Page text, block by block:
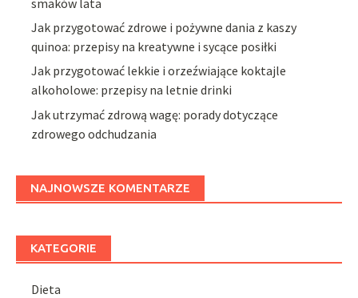
Jak przygotować zdrowe i pożywne dania z kaszy
quinoa: przepisy na kreatywne i sycące posiłki
Jak przygotować lekkie i orzeźwiające koktajle
alkoholowe: przepisy na letnie drinki
Jak utrzymać zdrową wagę: porady dotyczące
zdrowego odchudzania
NAJNOWSZE KOMENTARZE
KATEGORIE
Dieta